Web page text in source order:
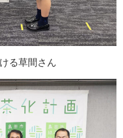
る草間さん